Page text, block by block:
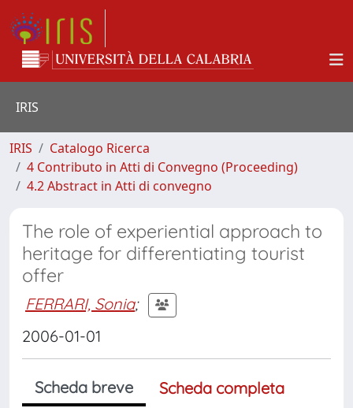
IRIS
IRIS
Catalogo Ricerca
4 Contributo in Atti di Convegno (Proceeding)
4.2 Abstract in Atti di convegno
The role of experiential approach to
heritage for differentiating tourist
offer
FERRARI, Sonia;
2006-01-01
Scheda breve
Scheda completa